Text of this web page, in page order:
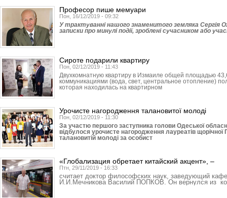
Професор пише мемуари
Пон, 16/12/2019 - 09:32
У трактуванні нашого знаменитого земляка Сергія
записки про минулі події, зроблені сучасником або
Сироте подарили квартиру
Пон, 02/12/2019 - 11:43
Двухкомнатную квартиру в Измаиле общей площадью
коммуникациями (вода, свет, центральное отопление)
которая находилась на квартирном
Урочисте нагородження талановитої молоді
Пон, 02/12/2019 - 11:30
За участю першого заступника голови Одеської
відбулося урочисте нагородження лауреатів щорічної
талановитій молоді за особист
«Глобализация обретает китайский акцент», –
Птн, 29/11/2019 - 16:33
считает доктор философских наук, заведующий
И.И.Мечникова Василий ПОПКОВ. Он вернулся из